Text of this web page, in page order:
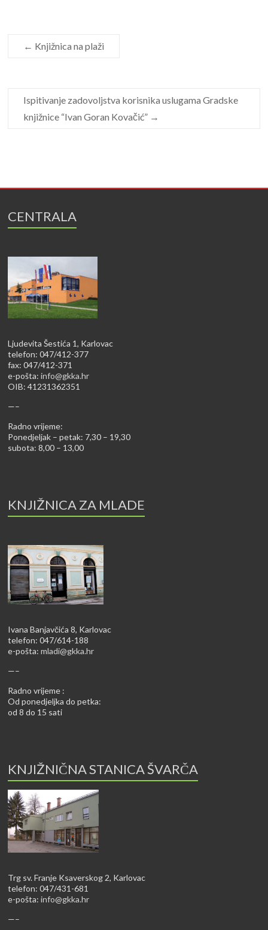
← Knjižnica na plaži
Ispitivanje zadovoljstva korisnika uslugama Gradske
knjižnice “Ivan Goran Kovačić” →
CENTRALA
Ljudevita Šestića 1, Karlovac
telefon: 047/412-377
fax: 047/412-371
e-pošta:info@gkka.hr
OIB: 41231362351
—–
Radno vrijeme:
Ponedjeljak – petak: 7,30 – 19,30
subota: 8,00 – 13,00
KNJIŽNICA ZA MLADE
Ivana Banjavčića 8, Karlovac
telefon: 047/614-188
e-pošta:mladi@gkka.hr
—–
Radno vrijeme :
Od ponedjeljka do petka:
od 8 do 15 sati
KNJIŽNIČNA STANICA ŠVARČA
Trg sv. Franje Ksaverskog 2, Karlovac
telefon: 047/431-681
e-pošta:info@gkka.hr
—–